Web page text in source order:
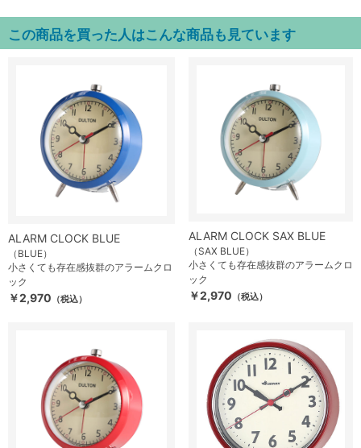
この商品を買った人はこんな商品も見ています
ALARM CLOCK BLUE
（BLUE）
小さくても存在感抜群のアラームクロ
ック
￥2,970 （税込）
ALARM CLOCK SAX BLUE
（SAX BLUE）
小さくても存在感抜群のアラームクロ
ック
￥2,970 （税込）